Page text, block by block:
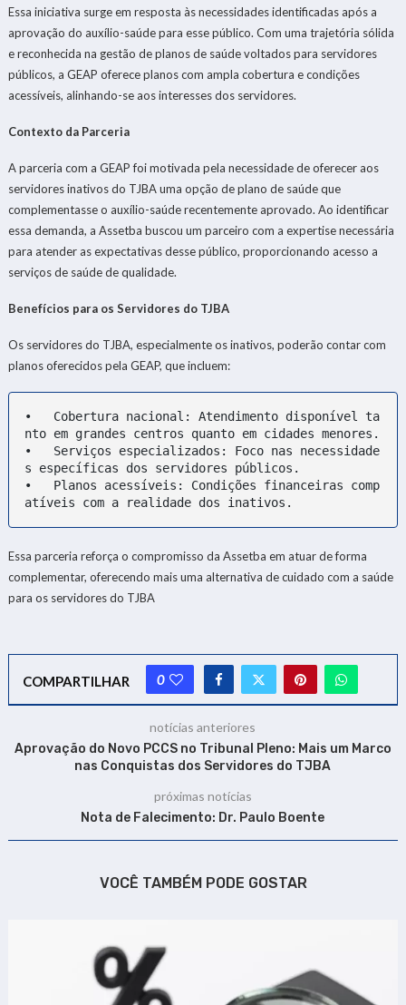
Essa iniciativa surge em resposta às necessidades identificadas após a
aprovação do auxílio-saúde para esse público. Com uma trajetória sólida
e reconhecida na gestão de planos de saúde voltados para servidores
públicos, a GEAP oferece planos com ampla cobertura e condições
acessíveis, alinhando-se aos interesses dos servidores.
Contexto da Parceria
A parceria com a GEAP foi motivada pela necessidade de oferecer aos
servidores inativos do TJBA uma opção de plano de saúde que
complementasse o auxílio-saúde recentemente aprovado. Ao identificar
essa demanda, a Assetba buscou um parceiro com a expertise necessária
para atender as expectativas desse público, proporcionando acesso a
serviços de saúde de qualidade.
Benefícios para os Servidores do TJBA
Os servidores do TJBA, especialmente os inativos, poderão contar com
planos oferecidos pela GEAP, que incluem:
•   Cobertura nacional: Atendimento disponível ta
nto em grandes centros quanto em cidades menores.
•   Serviços especializados: Foco nas necessidade
s específicas dos servidores públicos.
•   Planos acessíveis: Condições financeiras comp
atíveis com a realidade dos inativos.
Essa parceria reforça o compromisso da Assetba em atuar de forma
complementar, oferecendo mais uma alternativa de cuidado com a saúde
para os servidores do TJBA
COMPARTILHAR 0
notícias anteriores
Aprovação do Novo PCCS no Tribunal Pleno: Mais um Marco
nas Conquistas dos Servidores do TJBA
próximas notícias
Nota de Falecimento: Dr. Paulo Boente
VOCÊ TAMBÉM PODE GOSTAR